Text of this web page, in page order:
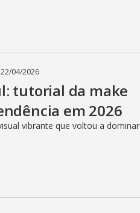
22/04/2026
tutorial da make
em 2026
vibrante que voltou a dominar